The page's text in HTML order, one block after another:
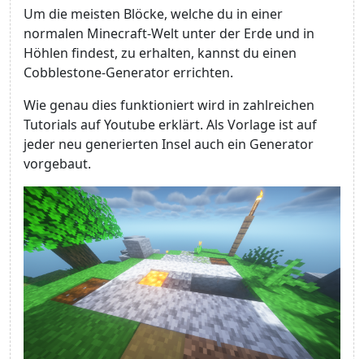
Um die meisten Blöcke, welche du in einer
normalen Minecraft-Welt unter der Erde und in
Höhlen findest, zu erhalten, kannst du einen
Cobblestone-Generator errichten.
Wie genau dies funktioniert wird in zahlreichen
Tutorials auf Youtube erklärt. Als Vorlage ist auf
jeder neu generierten Insel auch ein Generator
vorgebaut.